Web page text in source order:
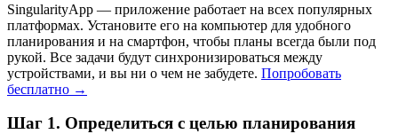
SingularityApp — приложение работает на всех популярных
платформах. Установите его на компьютер для удобного
планирования и на смартфон, чтобы планы всегда были под
рукой. Все задачи будут синхронизироваться между
устройствами, и вы ни о чем не забудете. Попробовать
бесплатно →
Шаг 1. Определиться с целью планирования